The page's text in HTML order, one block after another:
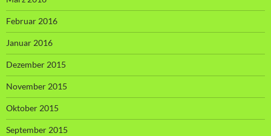
Februar 2016
Januar 2016
Dezember 2015
November 2015
Oktober 2015
September 2015